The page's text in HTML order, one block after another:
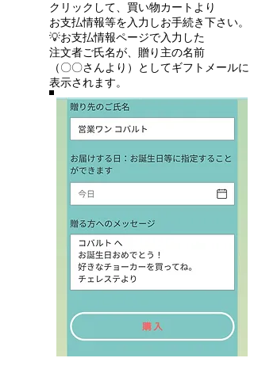
クリックして、買い物カートより
お支払情報等を入力しお手続き下さい。
💡お支払情報ページで入力した
注文者ご氏名が、贈り主の名前
（〇〇さんより）としてギフトメールに
表示されます。